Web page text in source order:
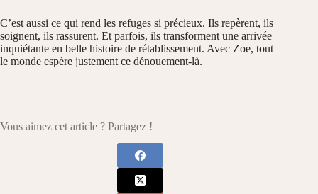
C’est aussi ce qui rend les refuges si précieux. Ils repèrent, ils
soignent, ils rassurent. Et parfois, ils transforment une arrivée
inquiétante en belle histoire de rétablissement. Avec Zoe, tout
le monde espère justement ce dénouement-là.
Vous aimez cet article ? Partagez !